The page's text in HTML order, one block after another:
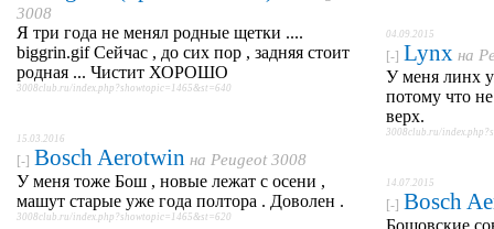
3008
Я три года не менял родные щетки ....
biggrin.gif Сейчас , до сих пор , задняя стоит
родная ... Чистит ХОРОШО
3008club.ru/index.php?showtopic=1465&st=640
15.03.2016
[-] Bosch Aerotwin на Peugeot 3008
У меня тоже Бош , новые лежат с осени ,
машут старые уже года полтора . Доволен .
3008club.ru/index.php?showtopic=1465&st=620
04.09.2015
[-] Lynx на
У меня линх
потому что
верх.
3008club.ru/
14.07.2015
[-] Bosch
Бошовские